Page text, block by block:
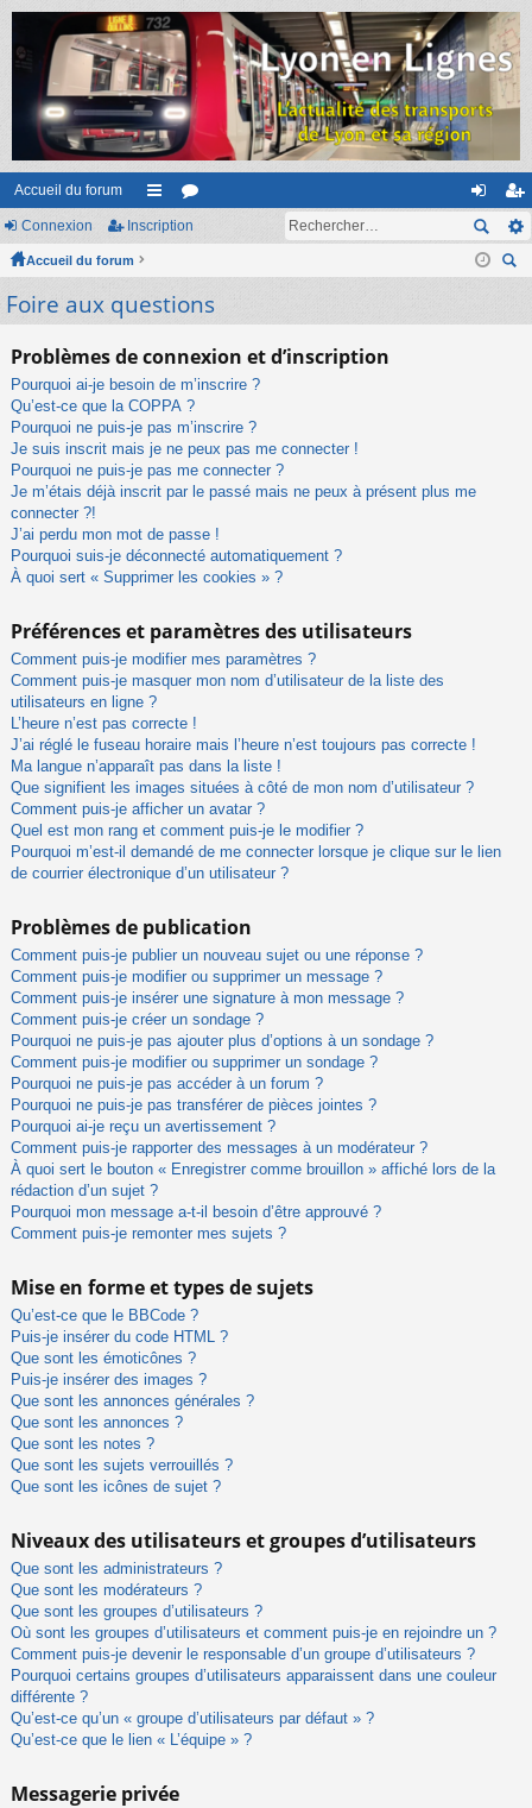
Accueil du forum
ac
ur
s
or
m
on
ne
ns
cri
Connexion Inscription
Accueil du forum
Foire aux questions
Problèmes de connexion et d’inscription
Pourquoi ai-je besoin de m’inscrire ?
Qu’est-ce que la COPPA ?
Pourquoi ne puis-je pas m’inscrire ?
Je suis inscrit mais je ne peux pas me connecter !
Pourquoi ne puis-je pas me connecter ?
Je m’étais déjà inscrit par le passé mais ne peux à présent plus me
connecter ?!
J’ai perdu mon mot de passe !
Pourquoi suis-je déconnecté automatiquement ?
À quoi sert « Supprimer les cookies » ?
Préférences et paramètres des utilisateurs
Comment puis-je modifier mes paramètres ?
Comment puis-je masquer mon nom d’utilisateur de la liste des
utilisateurs en ligne ?
L’heure n’est pas correcte !
J’ai réglé le fuseau horaire mais l’heure n’est toujours pas correcte !
Ma langue n’apparaît pas dans la liste !
Que signifient les images situées à côté de mon nom d’utilisateur ?
Comment puis-je afficher un avatar ?
Quel est mon rang et comment puis-je le modifier ?
Pourquoi m’est-il demandé de me connecter lorsque je clique sur le lien
de courrier électronique d’un utilisateur ?
Problèmes de publication
Comment puis-je publier un nouveau sujet ou une réponse ?
Comment puis-je modifier ou supprimer un message ?
Comment puis-je insérer une signature à mon message ?
Comment puis-je créer un sondage ?
Pourquoi ne puis-je pas ajouter plus d’options à un sondage ?
Comment puis-je modifier ou supprimer un sondage ?
Pourquoi ne puis-je pas accéder à un forum ?
Pourquoi ne puis-je pas transférer de pièces jointes ?
Pourquoi ai-je reçu un avertissement ?
Comment puis-je rapporter des messages à un modérateur ?
À quoi sert le bouton « Enregistrer comme brouillon » affiché lors de la
rédaction d’un sujet ?
Pourquoi mon message a-t-il besoin d’être approuvé ?
Comment puis-je remonter mes sujets ?
Mise en forme et types de sujets
Qu’est-ce que le BBCode ?
Puis-je insérer du code HTML ?
Que sont les émoticônes ?
Puis-je insérer des images ?
Que sont les annonces générales ?
Que sont les annonces ?
Que sont les notes ?
Que sont les sujets verrouillés ?
Que sont les icônes de sujet ?
Niveaux des utilisateurs et groupes d’utilisateurs
Que sont les administrateurs ?
Que sont les modérateurs ?
Que sont les groupes d’utilisateurs ?
Où sont les groupes d’utilisateurs et comment puis-je en rejoindre un ?
Comment puis-je devenir le responsable d’un groupe d’utilisateurs ?
Pourquoi certains groupes d’utilisateurs apparaissent dans une couleur
différente ?
Qu’est-ce qu’un « groupe d’utilisateurs par défaut » ?
Qu’est-ce que le lien « L’équipe » ?
Messagerie privée